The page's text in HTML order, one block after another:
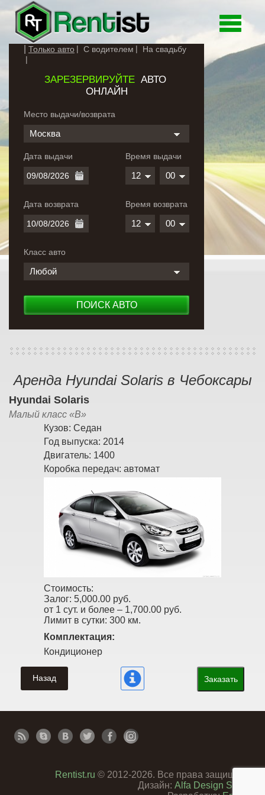
Toggle
Только авто С водителем На свадьбу
ЗАРЕЗЕРВИРУЙТЕАВТО
ОНЛАЙН
Место выдачи/возврата
Москва
Дата выдачи
Дата возврата
Время выдачи
12 00
Время возврата
12 00
Класс авто
Любой
ПОИСК АВТО
Аренда Hyundai Solaris в Чебоксары
Hyundai Solaris
Малый класс «B»
Кузов: Седан
Год выпуска: 2014
Двигатель: 1400
Коробка передач: автомат
Стоимость:
Залог: 5,000.00 руб.
от 1 сут. и более – 1,700.00 руб.
Лимит в сутки: 300 км.
Комплектация:
Кондиционер
Назад Заказать
Rentist.ru © 2012-2026. Все права защищены
Дизайн: Alfa Design Studio